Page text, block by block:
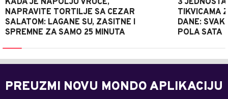
NAPRAVITE TORTILJE SA CEZAR
SALATOM: LAGANE SU, ZASITNE I
SPREMNE ZA SAMO 25 MINUTA
TIKVICAMA
DANE:
POLA SATA
PREUZMI NOVU MONDO APLIKACIJU